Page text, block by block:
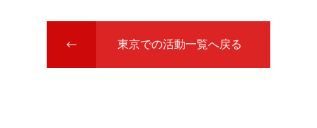
東京での活動一覧へ戻る